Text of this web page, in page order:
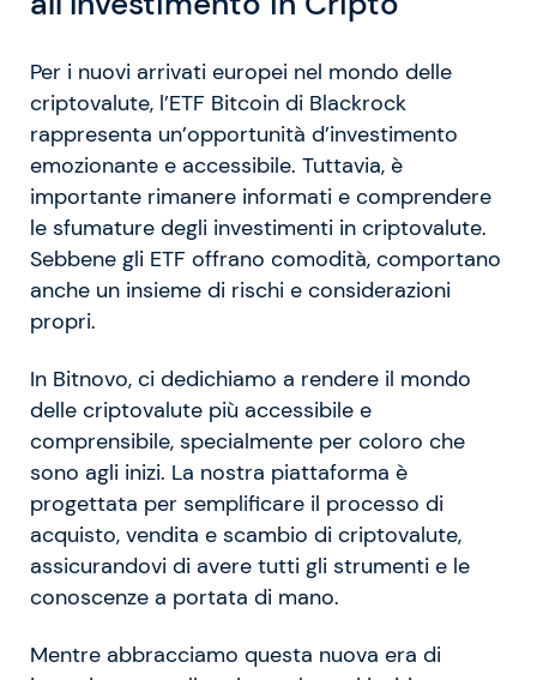
Per i nuovi arrivati europei nel mondo delle
criptovalute, l’ETF Bitcoin di Blackrock
rappresenta un’opportunità d’investimento
emozionante e accessibile. Tuttavia, è
importante rimanere informati e comprendere
le sfumature degli investimenti in criptovalute.
Sebbene gli ETF offrano comodità, comportano
anche un insieme di rischi e considerazioni
propri.
In Bitnovo, ci dedichiamo a rendere il mondo
delle criptovalute più accessibile e
comprensibile, specialmente per coloro che
sono agli inizi. La nostra piattaforma è
progettata per semplificare il processo di
acquisto, vendita e scambio di criptovalute,
assicurandovi di avere tutti gli strumenti e le
conoscenze a portata di mano.
Mentre abbracciamo questa nuova era di